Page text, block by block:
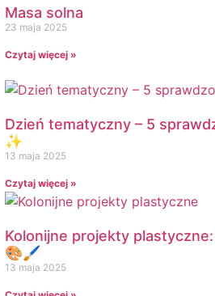
Masa solna
23 maja 2025
Czytaj więcej »
Dzień tematyczny – 5
✨
13 maja 2025
Czytaj więcej »
Kolonijne projekty
🎨🖌️
13 maja 2025